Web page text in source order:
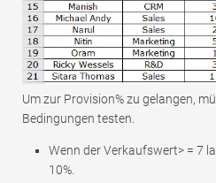
Um zur Provision% zu gelangen,
Bedingungen testen.
Wenn der Verkaufswert> = 7
10%.